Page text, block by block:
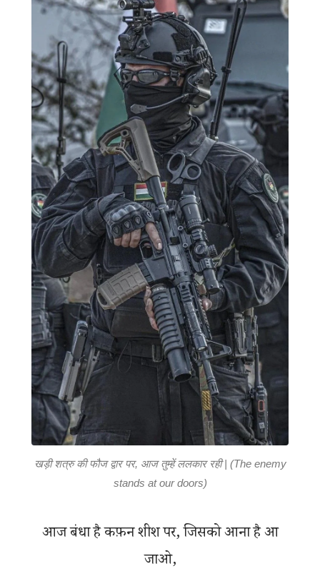
खड़ी शत्रु की फौज द्वार पर, आज तुम्हें ललकार रही | (The enemy
stands at our doors)
आज बंधा है कफ़न शीश पर, जिसको आना है आ
जाओ,